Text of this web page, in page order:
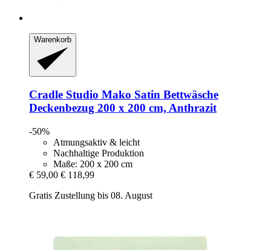
Warenkorb
Cradle Studio Mako Satin Bettwäsche
Deckenbezug 200 x 200 cm, Anthrazit
-50%
Atmungsaktiv & leicht
Nachhaltige Produktion
Maße: 200 x 200 cm
€ 59,00 € 118,99
Gratis Zustellung bis 08. August